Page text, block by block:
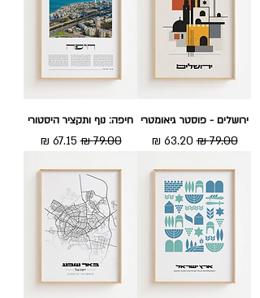
ירושלים - פוסטר גיאומטרי
מחיר רגיל‏79.00 ‏₪ מחיר מבצע
חיפה: נוף ותקציר היסטורי
מחיר רגיל‏79.00 ‏₪ מחיר מבצע